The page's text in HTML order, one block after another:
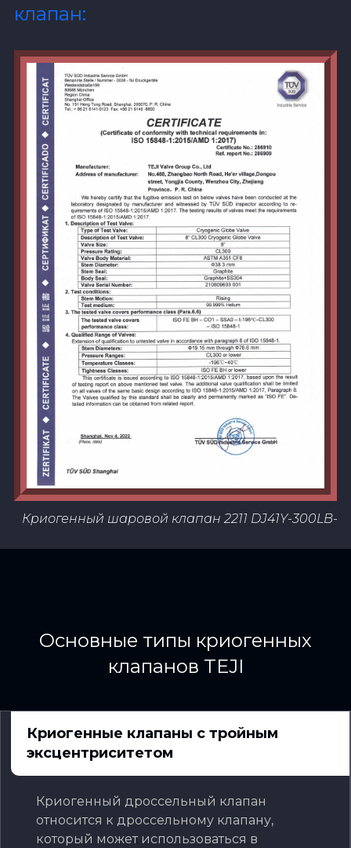
клапан:
Z40H-300LB-2 WCB
Криогенный шаровой клапан 2211 DJ41Y-300LB-8
Основные типы криогенных
клапанов TEJI
Криогенные клапаны с тройным
эксцентриситетом
Криогенный дроссельный клапан
относится к дроссельному клапану,
который может использоваться в